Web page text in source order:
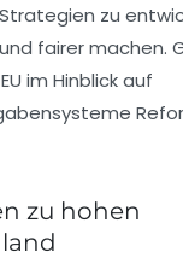
zu
fairer machen.
im Hinblick auf
zu hohen